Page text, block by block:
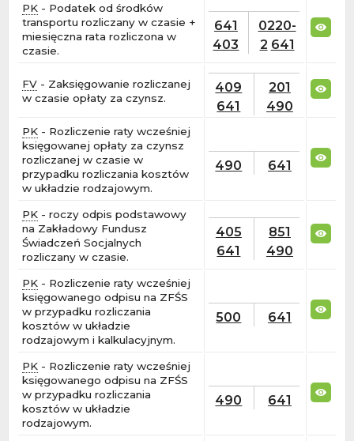
PK - Podatek od środków
transportu rozliczany w czasie +
miesięczna rata rozliczona w
czasie.
641
403
0220-
2 641
FV - Zaksięgowanie rozliczanej
w czasie opłaty za czynsz.
409
641
201
490
PK - Rozliczenie raty wcześniej
księgowanej opłaty za czynsz
rozliczanej w czasie w
przypadku rozliczania kosztów
w układzie rodzajowym.
490 641
PK - roczy odpis podstawowy
na Zakładowy Fundusz
Świadczeń Socjalnych
rozliczany w czasie.
405
641
851
490
PK - Rozliczenie raty wcześniej
księgowanego odpisu na ZFŚS
w przypadku rozliczania
kosztów w układzie
rodzajowym i kalkulacyjnym.
500 641
PK - Rozliczenie raty wcześniej
księgowanego odpisu na ZFŚS
w przypadku rozliczania
kosztów w układzie
rodzajowym.
490 641